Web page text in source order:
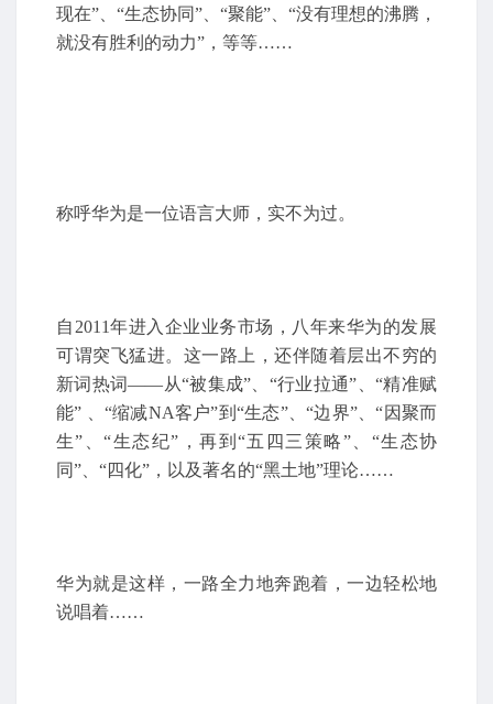
现在”、“生态协同”、“聚能”、“没有理想的沸腾，
就没有胜利的动力”，等等……
称呼华为是一位语言大师，实不为过。
自2011年进入企业业务市场，八年来华为的发展
可谓突飞猛进。这一路上，还伴随着层出不穷的
新词热词——从“被集成”、“行业拉通”、“精准赋
能” 、“缩减NA客户”到“生态”、“边界”、“因聚而
生”、“生态纪”，再到“五四三策略”、“生态协
同”、“四化”，以及著名的“黑土地”理论……
华为就是这样，一路全力地奔跑着，一边轻松地
说唱着……